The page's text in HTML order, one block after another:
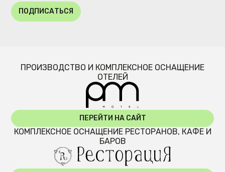
ПОДПИСАТЬСЯ
ПРОИЗВОДСТВО И КОМПЛЕКСНОЕ ОСНАЩЕНИЕ
ОТЕЛЕЙ
ПЕРЕЙТИ НА САЙТ
КОМПЛЕКСНОЕ ОСНАЩЕНИЕ РЕСТОРАНОВ, КАФЕ И
БАРОВ